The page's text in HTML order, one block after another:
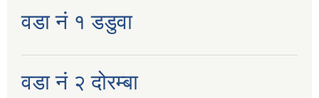
वडा नं १ डडुवा
वडा नं २ दोरम्बा